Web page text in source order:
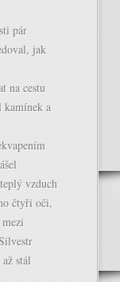
pár
jak
na cestu
kamínek a
vzduch
čtyři oči,
stál